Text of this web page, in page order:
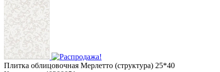
Плитка облицовочная Мерлетто (структура) 25*40